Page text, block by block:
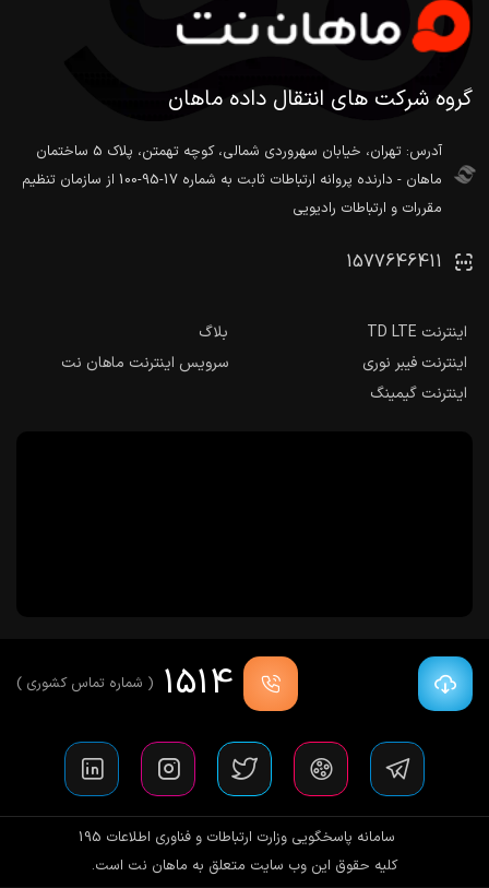
گروه شرکت های انتقال داده ماهان
آدرس: تهران، خیابان سهروردی شمالی، کوچه تهمتن، پلاک 5 ساختمان
ماهان - دارنده پروانه ارتباطات ثابت به شماره 17-95-100 از سازمان تنظیم
مقررات و ارتباطات رادیویی
1577646411
اینترنت TD LTE
اینترنت فیبر نوری
اینترنت گیمینگ
بلاگ
سرویس اینترنت ماهان نت
1514 ( شماره تماس کشوری )
کلیه حقوق این وب سایت متعلق به ماهان نت است.
سامانه پاسخگویی وزارت ارتباطات و فناوری اطلاعات 195